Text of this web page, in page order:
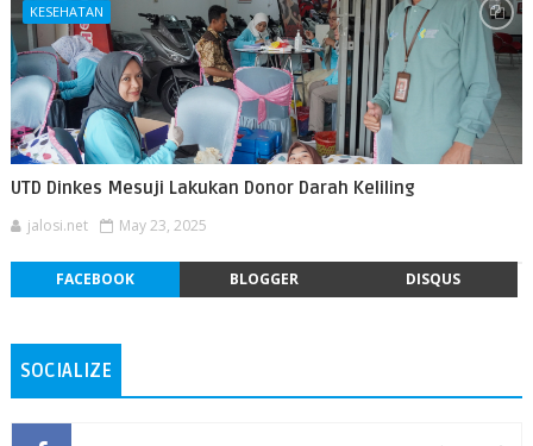
KESEHATAN
UTD Dinkes Mesuji Lakukan Donor Darah Keliling
jalosi.net May 23, 2025
FACEBOOK BLOGGER DISQUS
SOCIALIZE